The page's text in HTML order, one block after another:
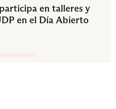
en talleres y
en el Día Abierto